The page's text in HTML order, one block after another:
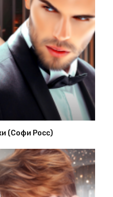
(Софи Росс)